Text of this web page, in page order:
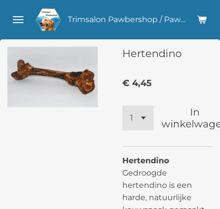
direct
de
hoofdinhoud
Trimsalon Pawbershop / Pawlicious Hondensnacks
Hertendino
€ 4,45
In
Hertendino
Gedroogde
hertendino is een
harde, natuurlijke